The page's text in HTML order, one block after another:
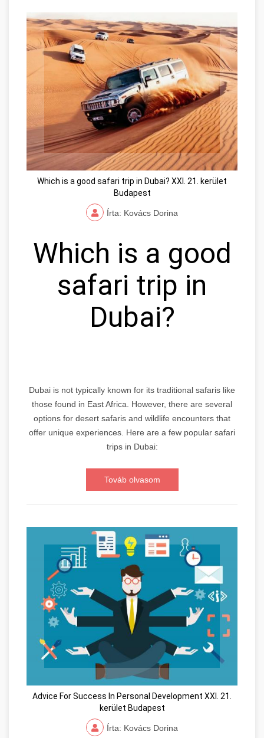
Which is a good safari trip in Dubai? XXI. 21. kerület
Budapest
Írta: Kovács Dorina
Which is a good
safari trip in
Dubai?
Dubai is not typically known for its traditional safaris like
those found in East Africa. However, there are several
options for desert safaris and wildlife encounters that
offer unique experiences. Here are a few popular safari
trips in Dubai:
Továb olvasom
Advice For Success In Personal Development XXI. 21.
kerület Budapest
Írta: Kovács Dorina